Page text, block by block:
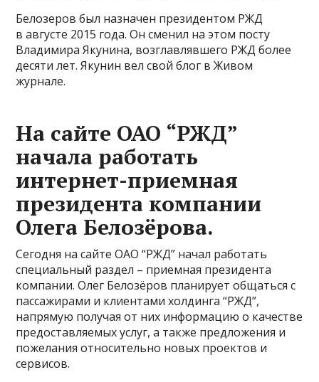
Белозеров был назначен президентом РЖД
в августе 2015 года. Он сменил на этом посту
Владимира Якунина, возглавлявшего РЖД более
десяти лет. Якунин вел свой блог в Живом
журнале.
На сайте ОАО “РЖД”
начала работать
интернет-приемная
президента компании
Олега Белозёрова.
Сегодня на сайте ОАО “РЖД” начал работать
специальный раздел – приемная президента
компании. Олег Белозёров планирует общаться с
пассажирами и клиентами холдинга “РЖД”,
напрямую получая от них информацию о качестве
предоставляемых услуг, а также предложения и
пожелания относительно новых проектов и
сервисов.